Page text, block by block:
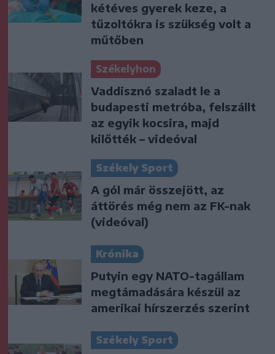
kétéves gyerek keze, a
tűzoltókra is szükség volt a
műtőben
Székelyhon
Vaddisznó szaladt le a
budapesti metróba, felszállt
az egyik kocsira, majd
kilőtték – videóval
Székely Sport
A gól már összejött, az
áttörés még nem az FK-nak
(videóval)
Krónika
Putyin egy NATO-tagállam
megtámadására készül az
amerikai hírszerzés szerint
Székely Sport